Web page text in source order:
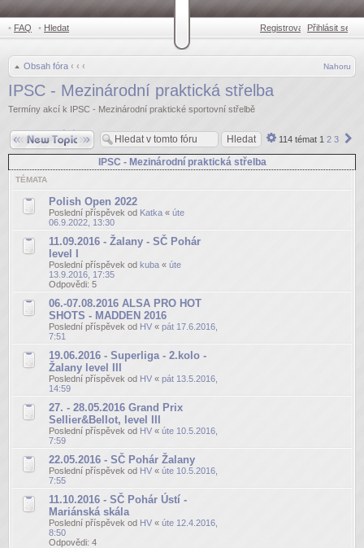
• FAQ • Hledat Registrovat •Přihlásit se
Obsah fóra ‹ ‹ ‹ Nahoru
IPSC - Mezinárodní praktická střelba
Termíny akcí k IPSC - Mezinárodní praktické sportovní střelbě
114 témat 1 2 3
Odeslat nové téma
Pokročilé
IPSC - Mezinárodní praktická střelba
TÉMATA
Polish Open 2022
Poslední příspěvek od Katka « úte
06.9.2022, 13:30
11.09.2016 - Žalany - SČ Pohár
level I
Poslední příspěvek od kuba « úte
13.9.2016, 17:35
Odpovědi: 5
06.-07.08.2016 ALSA PRO HOT
SHOTS - MADDEN 2016
Poslední příspěvek od HV « pát 17.6.2016,
7:51
19.06.2016 - Superliga - 2.kolo -
Žalany level III
Poslední příspěvek od HV « pát 13.5.2016,
14:59
27. - 28.05.2016 Grand Prix
Sellier&Bellot, level III
Poslední příspěvek od HV « úte 10.5.2016,
7:59
22.05.2016 - SČ Pohár Žalany
Poslední příspěvek od HV « úte 10.5.2016,
7:55
11.10.2016 - SČ Pohár Ústí -
Mariánská skála
Poslední příspěvek od HV « úte 12.4.2016,
8:50
Odpovědi: 4